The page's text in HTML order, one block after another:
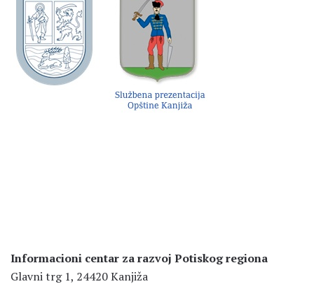
Informacioni centar za razvoj Potiskog regiona
Glavni trg 1, 24420 Kanjiža